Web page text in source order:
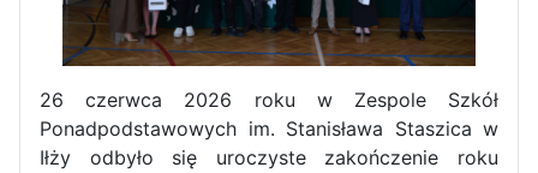
Apel z okazji 235-tej rocznicy
uchwalenia Konstytucji 3 Maja
26 czerwca 2026 roku w Zespole Szkół
Ponadpodstawowych im. Stanisława Staszica w
Iłży odbyło się uroczyste zakończenie roku